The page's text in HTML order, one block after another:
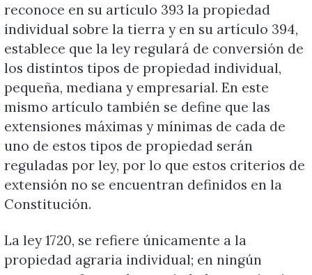
reconoce en su artículo 393 la propiedad
individual sobre la tierra y en su artículo 394,
establece que la ley regulará de conversión de
los distintos tipos de propiedad individual,
pequeña, mediana y empresarial. En este
mismo artículo también se define que las
extensiones máximas y mínimas de cada de
uno de estos tipos de propiedad serán
reguladas por ley, por lo que estos criterios de
extensión no se encuentran definidos en la
Constitución.
La ley 1720, se refiere únicamente a la
propiedad agraria individual; en ningún